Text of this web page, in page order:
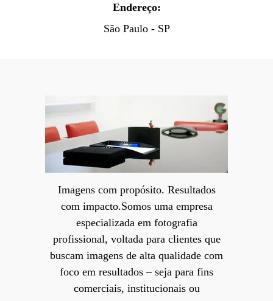
Endereço:
São Paulo - SP
Imagens com propósito. Resultados
com impacto.Somos uma empresa
especializada em fotografia
profissional, voltada para clientes que
buscam imagens de alta qualidade com
foco em resultados – seja para fins
comerciais, institucionais ou